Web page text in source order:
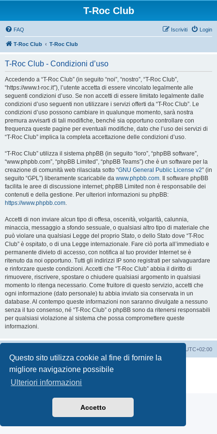
Questo sito utilizza cookie al fine di fornire la
migliore navigazione possibile
Ulteriori informazioni
Accetto
T-Roc Club
FAQ Login
Iscriviti
T-Roc Club T-Roc Club
T-Roc Club - Condizioni d’uso
Accedendo a “T-Roc Club” (in seguito “noi”, “nostro”, “T-Roc Club”,
“https://www.t-roc.it”), l’utente accetta di essere vincolato legalmente alle
seguenti condizioni d’uso. Se non accetti di essere limitato legalmente dalle
condizioni d’uso seguenti non utilizzare i servizi offerti da “T-Roc Club”. Le
condizioni d’uso possono cambiare in qualunque momento, sarà nostra
premura avvisarti di tali modifiche, benché sia opportuno controllare con
frequenza queste pagine per eventuali modifiche, dato che l’uso dei servizi di
“T-Roc Club” implica la completa accettazione delle condizioni d’uso.
“T-Roc Club” utilizza il sistema phpBB (in seguito “loro”, “phpBB software”,
“www.phpbb.com”, “phpBB Limited”, “phpBB Teams”) che è un software per la
creazione di comunità web rilasciata sotto “GNU General Public License v2” (in
seguito “GPL”) liberamente scaricabile da www.phpbb.com. Il software phpBB
facilita le aree di discussione internet; phpBB Limited non è responsabile dei
contenuti e della gestione. Per ulteriori informazioni su phpBB:
https://www.phpbb.com.
Accetti di non inviare alcun tipo di offesa, oscenità, volgarità, calunnia,
minaccia, messaggio a sfondo sessuale, o qualsiasi altro tipo di materiale che
può violare una qualsiasi Legge del proprio Stato, o dello Stato dove “T-Roc
Club” è ospitato, o di una Legge internazionale. Fare ciò porta all’immediato e
permanente divieto di accesso, con notifica al tuo provider Internet se è
ritenuto da noi opportuno. Tutti gli indirizzi IP sono registrati per salvaguardare
e rinforzare queste condizioni. Accetti che “T-Roc Club” abbia il diritto di
rimuovere, riscrivere, spostare o chiudere qualsiasi argomento in qualsiasi
momento lo ritenga necessario. Come fruitore di questo servizio, accetti che
ogni informazione (dato personale) tu abbia inviato sia conservata in un
database. Al contempo queste informazioni non saranno divulgate a nessuno
senza il tuo consenso, né “T-Roc Club” o phpBB sono da ritenersi responsabili
per qualsiasi violazione al sistema che possa compromettere queste
informazioni.
UTC+02:00
Creato da
® Forum Software © phpBB Limited
Traduzione Italiana